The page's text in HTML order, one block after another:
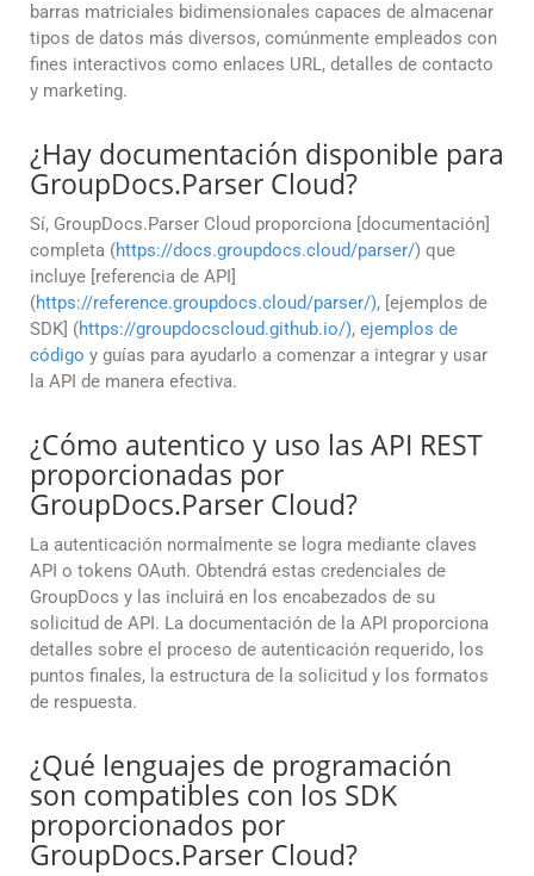
barras matriciales bidimensionales capaces de almacenar
tipos de datos más diversos, comúnmente empleados con
fines interactivos como enlaces URL, detalles de contacto
y marketing.
¿Hay documentación disponible para
GroupDocs.Parser Cloud?
Sí, GroupDocs.Parser Cloud proporciona [documentación]
completa (https://docs.groupdocs.cloud/parser/) que
incluye [referencia de API]
(https://reference.groupdocs.cloud/parser/), [ejemplos de
SDK] (https://groupdocscloud.github.io/), ejemplos de
código y guías para ayudarlo a comenzar a integrar y usar
la API de manera efectiva.
¿Cómo autentico y uso las API REST
proporcionadas por
GroupDocs.Parser Cloud?
La autenticación normalmente se logra mediante claves
API o tokens OAuth. Obtendrá estas credenciales de
GroupDocs y las incluirá en los encabezados de su
solicitud de API. La documentación de la API proporciona
detalles sobre el proceso de autenticación requerido, los
puntos finales, la estructura de la solicitud y los formatos
de respuesta.
¿Qué lenguajes de programación
son compatibles con los SDK
proporcionados por
GroupDocs.Parser Cloud?